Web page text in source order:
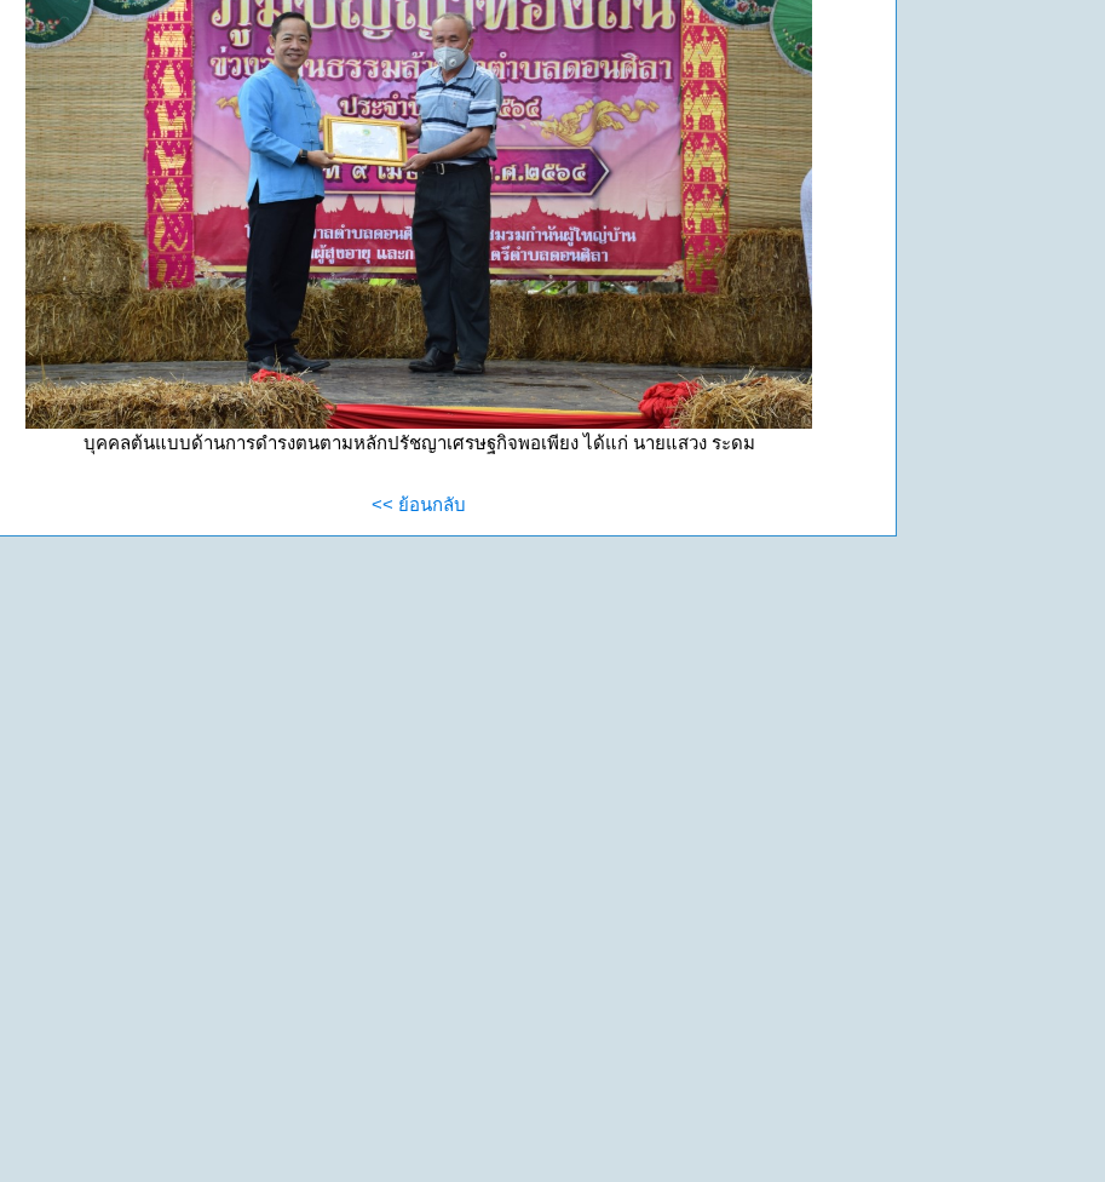
บุคคลต้นแบบด้านการดำรงตนตามหลักปรัชญาเศรษฐกิจพอเพียง ได้แก่ นายแสวง ระดม
<< ย้อนกลับ